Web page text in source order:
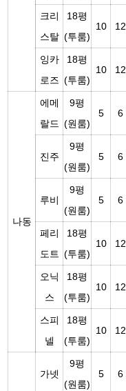
크리
스탈
18평
(투룸)
10 12
잉카
로즈
18평
(투룸)
10 12
나동
에메
랄드
9평
(원룸)
5 6
진주
9평
(원룸)
5 6
루비
9평
(원룸)
5 6
페리
도트
18평
(투룸)
10 12
오닉
스
18평
(투룸)
10 12
스피
넬
18평
(투룸)
10 12
가넷
9평
(원룸)
5 6